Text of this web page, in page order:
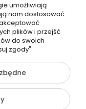
Zrób Sobie Krem
umożliwiają
nam dostosować
plików i przejść
do swoich
zgody".